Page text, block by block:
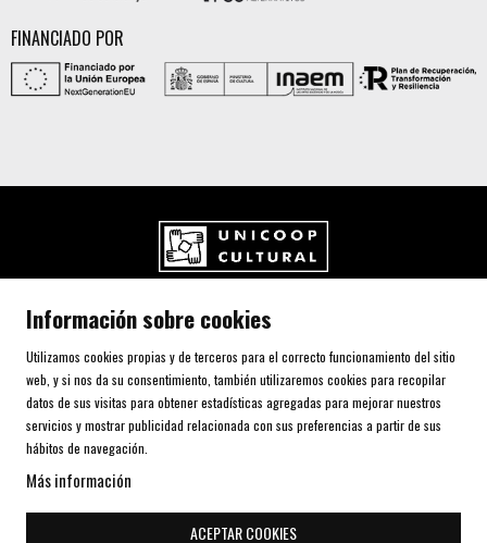
FINANCIADO POR
Carrer de l'Aurora, 80 (Plaça de Cal Font)
Telf. 93 805 00 75
AVISO LEGAL Y POLÍTICA DE PRIVACIDAD
DECLARACIÓN DE ACCESIBILIDAD
Información sobre cookies
Utilizamos cookies propias y de terceros para el correcto funcionamiento del sitio
web, y si nos da su consentimiento, también utilizaremos cookies para recopilar
datos de sus visitas para obtener estadísticas agregadas para mejorar nuestros
servicios y mostrar publicidad relacionada con sus preferencias a partir de sus
hábitos de navegación.
Más información
ACEPTAR COOKIES